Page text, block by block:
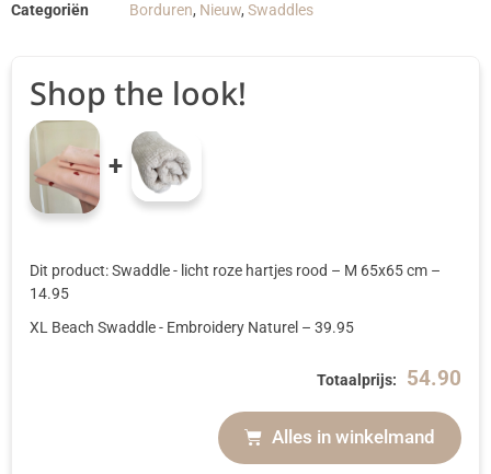
Categoriën
Borduren, Nieuw, Swaddles
Shop the look!
+
Totaalprijs: 54.90
Alles in winkelmand
Dit product: Swaddle - licht roze hartjes rood – M 65x65 cm –
14.95
XL Beach Swaddle - Embroidery Naturel – 39.95